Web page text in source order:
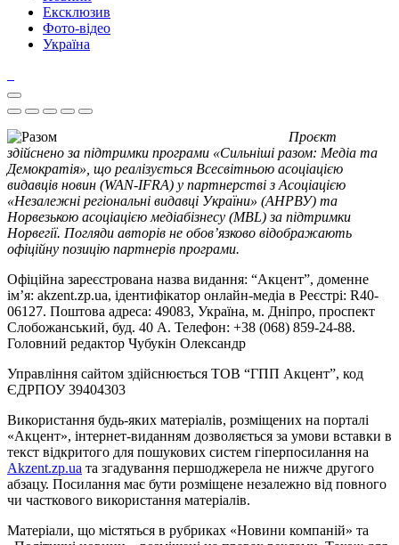
Ексклюзив
Фото-відео
Україна
Проєкт
здійснено за підтримки програми «Сильніші разом: Медіа та
Демократія», що реалізується Всесвітньою асоціацією
видавців новин (WAN-IFRA) у партнерстві з Асоціацією
«Незалежні регіональні видавці України» (АНРВУ) та
Норвезькою асоціацією медіабізнесу (MBL) за підтримки
Норвегії. Погляди авторів не обов’язково відображають
офіційну позицію партнерів програми.
Офіційна зареєстрована назва видання: “Акцент”, доменне
ім’я: akzent.zp.ua, ідентифікатор онлайн-медіа в Реєстрі: R40-
06127. Поштова адреса: 49083, Україна, м. Дніпро, проспект
Слобожанський, буд. 40 А. Телефон: +38 (068) 859-24-88.
Головний редактор Чубукін Олександр
Управління сайтом здійснюється ТОВ “ГПП Акцент”, код
ЄДРПОУ 39404303
Використання будь-яких матеріалів, розміщених на порталі
«Акцент», інтернет-виданням дозволяється за умови вставки в
текст відкритого для пошукових систем гіперпосилання на
Akzent.zp.ua та згадування першоджерела не нижче другого
абзацу. Посилання має бути розміщене незалежно від повного
чи часткового використання матеріалів.
Матеріали, що містяться в рубриках «Новини компаній» та